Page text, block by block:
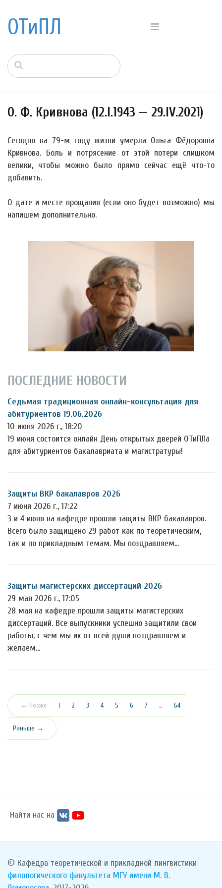
ОТиПЛ
О. Ф. Кривнова (12.I.1943 — 29.IV.2021)
Сегодня на 79-м году жизни умерла Ольга Фёдоровна
Кривнова. Боль и потрясение от этой потери слишком
велики, чтобы можно было прямо сейчас ещё что-то
добавить.
О дате и месте прощания (если оно будет возможно) мы
напишем дополнительно.
ПОСЛЕДНИЕ НОВОСТИ
Седьмая традиционная онлайн-консультация для
абитуриентов 19.06.2026
10 июня 2026 г., 18:20
19 июня состоится онлайн День открытых дверей ОТиПЛа
для абитуриентов бакалавриата и магистратуры!
Защиты ВКР бакалавров 2026
7 июня 2026 г., 17:22
3 и 4 июня на кафедре прошли защиты ВКР бакалавров.
Всего было защищено 29 работ как по теоретическим,
так и по прикладным темам. Мы поздравляем…
Защиты магистерских диссертаций 2026
29 мая 2026 г., 17:05
28 мая на кафедре прошли защиты магистерских
диссертаций. Все выпускники успешно защитили свои
работы, с чем мы их от всей души поздравляем и
желаем…
← Позже 1 (текущая)
2 3 4 5 6 7 … 64
Раньше →
Найти нас на
© Кафедра теоретической и прикладной лингвистики
филологического факультета МГУ имени М. В.